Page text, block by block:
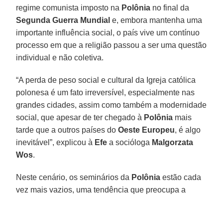
regime comunista imposto na Polônia no final da
Segunda Guerra Mundial e, embora mantenha uma
importante influência social, o país vive um contínuo
processo em que a religião passou a ser uma questão
individual e não coletiva.
“A perda de peso social e cultural da Igreja católica
polonesa é um fato irreversível, especialmente nas
grandes cidades, assim como também a modernidade
social, que apesar de ter chegado à Polônia mais
tarde que a outros países doOeste Europeu, é algo
inevitável”, explicou à Efe a socióloga Malgorzata
Wos.
Neste cenário, os seminários da Polônia estão cada
vez mais vazios, uma tendência que preocupa a